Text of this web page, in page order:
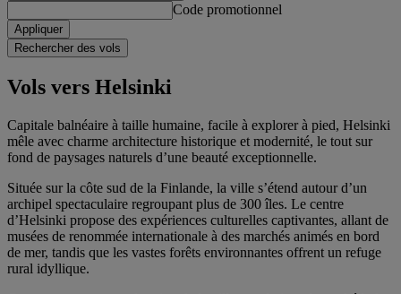
Code promotionnel
Appliquer
Rechercher des vols
Vols vers Helsinki
Capitale balnéaire à taille humaine, facile à explorer à pied, Helsinki
mêle avec charme architecture historique et modernité, le tout sur
fond de paysages naturels d’une beauté exceptionnelle.
Située sur la côte sud de la Finlande, la ville s’étend autour d’un
archipel spectaculaire regroupant plus de 300 îles. Le centre
d’Helsinki propose des expériences culturelles captivantes, allant de
musées de renommée internationale à des marchés animés en bord
de mer, tandis que les vastes forêts environnantes offrent un refuge
rural idyllique.